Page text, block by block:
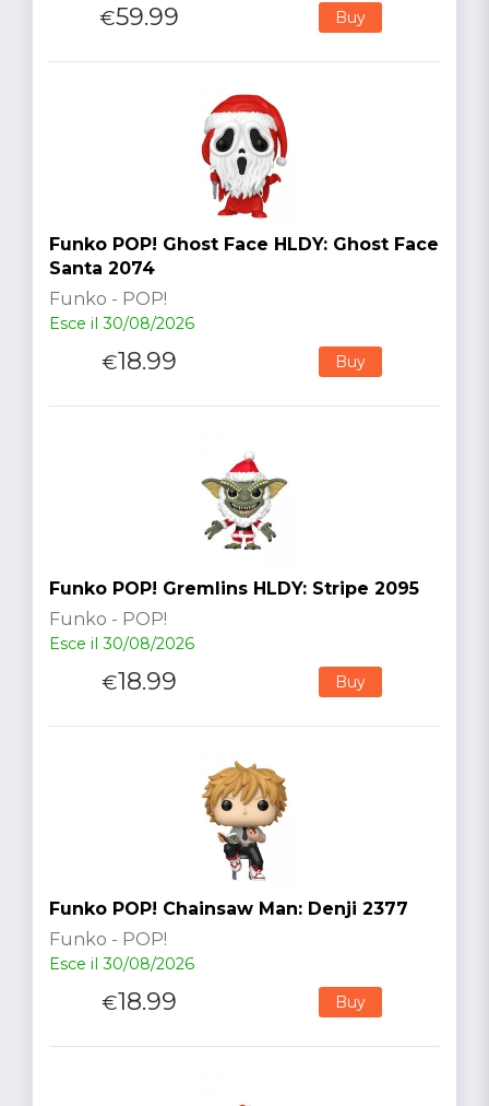
€59.99 Buy
Funko POP! Ghost Face HLDY: Ghost Face
Santa 2074
Funko - POP!
Esce il 30/08/2026
€18.99 Buy
Funko POP! Gremlins HLDY: Stripe 2095
Funko - POP!
Esce il 30/08/2026
€18.99 Buy
Funko POP! Chainsaw Man: Denji 2377
Funko - POP!
Esce il 30/08/2026
€18.99 Buy